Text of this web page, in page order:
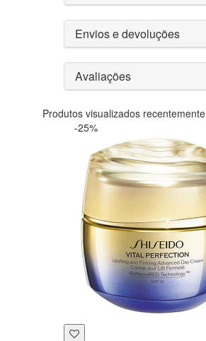
Envios e devoluções
Avaliações
Produtos visualizados recentemente
-25%